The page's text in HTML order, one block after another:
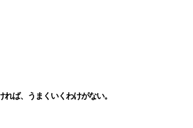
ば、うまくいくわけがない。